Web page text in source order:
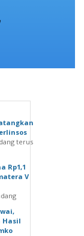
terus
Rp1,1
V
Hasil